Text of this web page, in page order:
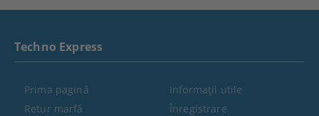
Techno Express
Prima pagină
Retur marfă
Informaţii utile
Înregistrare